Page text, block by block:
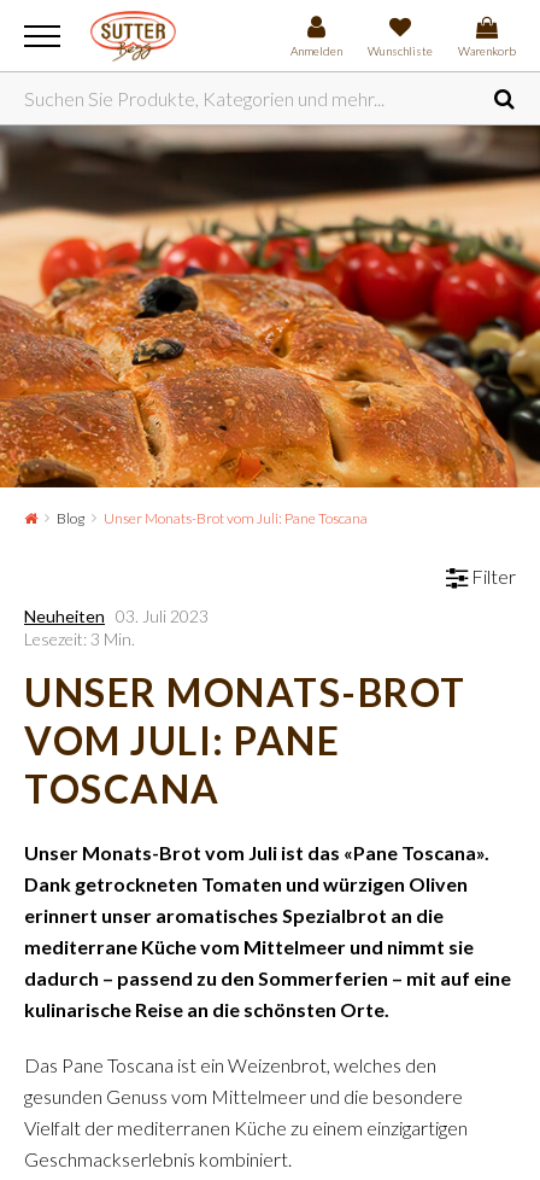
Anmelden Wunschliste Warenkorb
Blog Unser Monats-Brot vom Juli: Pane Toscana
Filter
Neuheiten 03. Juli 2023
Lesezeit: 3 Min.
UNSER MONATS-BROT
VOM JULI: PANE
TOSCANA
Unser Monats-Brot vom Juli ist das «Pane Toscana».
Dank getrockneten Tomaten und würzigen Oliven
erinnert unser aromatisches Spezialbrot an die
mediterrane Küche vom Mittelmeer und nimmt sie
dadurch – passend zu den Sommerferien – mit auf eine
kulinarische Reise an die schönsten Orte.
Das Pane Toscana ist ein Weizenbrot, welches den
gesunden Genuss vom Mittelmeer und die besondere
Vielfalt der mediterranen Küche zu einem einzigartigen
Geschmackserlebnis kombiniert.